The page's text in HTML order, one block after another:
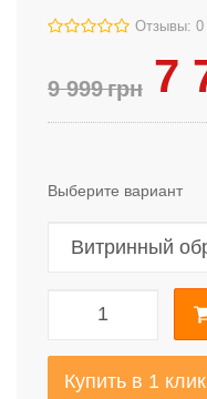
Отзывы: 0
9 999грн 7
Выберите вариант
Купить в 1 клик